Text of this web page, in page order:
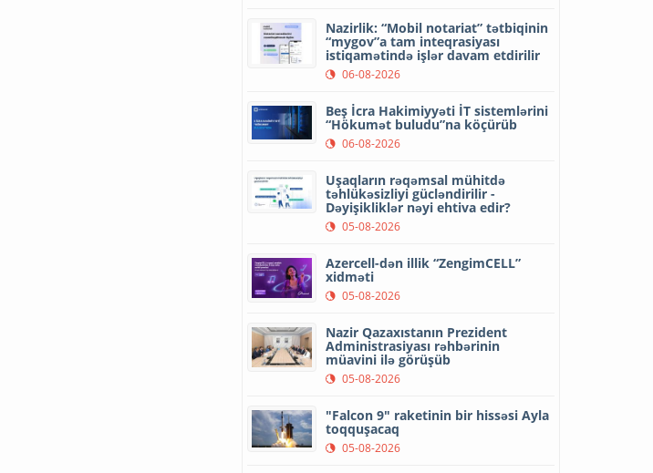
Nazirlik: “Mobil notariat” tətbiqinin
“mygov”a tam inteqrasiyası
istiqamətində işlər davam etdirilir
06-08-2026
Beş İcra Hakimiyyəti İT sistemlərini
“Hökumət buludu”na köçürüb
06-08-2026
Uşaqların rəqəmsal mühitdə
təhlükəsizliyi gücləndirilir -
Dəyişikliklər nəyi ehtiva edir?
05-08-2026
Azercell-dən illik “ZengimCELL”
xidməti
05-08-2026
Nazir Qazaxıstanın Prezident
Administrasiyası rəhbərinin
müavini ilə görüşüb
05-08-2026
"Falcon 9" raketinin bir hissəsi Ayla
toqquşacaq
05-08-2026